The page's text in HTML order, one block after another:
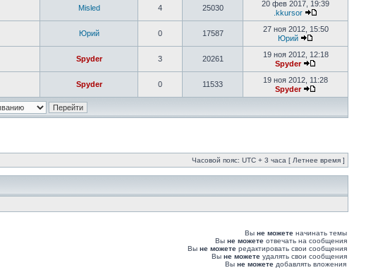
Misled 4 25030
20 фев 2017, 19:39
.kkursor
Юрий 0 17587
27 ноя 2012, 15:50
Юрий
Spyder 3 20261
19 ноя 2012, 12:18
Spyder
Spyder 0 11533
19 ноя 2012, 11:28
Spyder
Часовой пояс: UTC + 3 часа [ Летнее время ]
Вы не можете начинать темы
Вы не можете отвечать на сообщения
Вы не можете редактировать свои сообщения
Вы не можете удалять свои сообщения
Вы не можете добавлять вложения